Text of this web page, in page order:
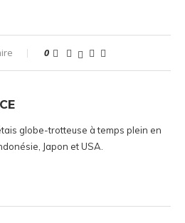
0
globe-trotteuse à temps plein en
Japon et USA.